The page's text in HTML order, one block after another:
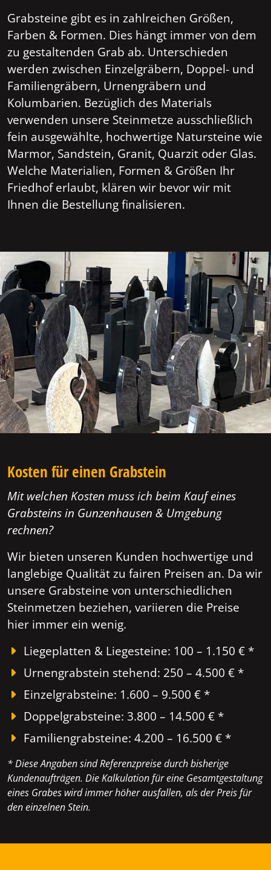
Grabsteine gibt es in zahlreichen Größen,
Farben & Formen. Dies hängt immer von dem
zu gestaltenden Grab ab. Unterschieden
werden zwischen Einzelgräbern, Doppel- und
Familiengräbern, Urnengräbern und
Kolumbarien. Bezüglich des Materials
verwenden unsere Steinmetze ausschließlich
fein ausgewählte, hochwertige Natursteine wie
Marmor, Sandstein, Granit, Quarzit oder Glas.
Welche Materialien, Formen & Größen Ihr
Friedhof erlaubt, klären wir bevor wir mit
Ihnen die Bestellung finalisieren.
Kosten für einen Grabstein
Mit welchen Kosten muss ich beim Kauf eines
Grabsteins in Gunzenhausen & Umgebung
rechnen?
Wir bieten unseren Kunden hochwertige und
langlebige Qualität zu fairen Preisen an. Da wir
unsere Grabsteine von unterschiedlichen
Steinmetzen beziehen, variieren die Preise
hier immer ein wenig.
Liegeplatten & Liegesteine: 100 – 1.150 € *
Urnengrabstein stehend: 250 – 4.500 € *
Einzelgrabsteine: 1.600 – 9.500 € *
Doppelgrabsteine: 3.800 – 14.500 € *
Familiengrabsteine: 4.200 – 16.500 € *
* Diese Angaben sind Referenzpreise durch bisherige
Kundenaufträgen. Die Kalkulation für eine Gesamtgestaltung
eines Grabes wird immer höher ausfallen, als der Preis für
den einzelnen Stein.